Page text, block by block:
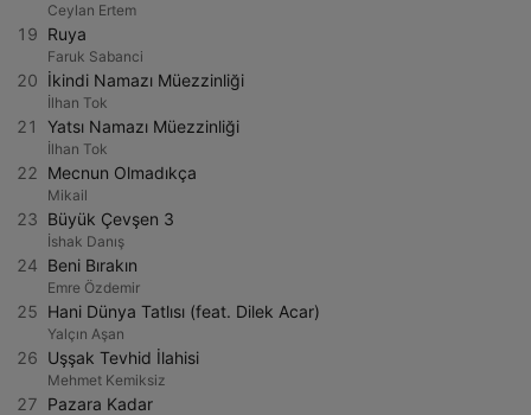
Ceylan Ertem
19 Ruya
Faruk Sabanci
20 İkindi Namazı Müezzinliği
İlhan Tok
21 Yatsı Namazı Müezzinliği
İlhan Tok
22 Mecnun Olmadıkça
Mikail
23 Büyük Çevşen 3
İshak Danış
24 Beni Bırakın
Emre Özdemir
25 Hani Dünya Tatlısı (feat. Dilek Acar)
Yalçın Aşan
26 Uşşak Tevhid İlahisi
Mehmet Kemiksiz
27 Pazara Kadar